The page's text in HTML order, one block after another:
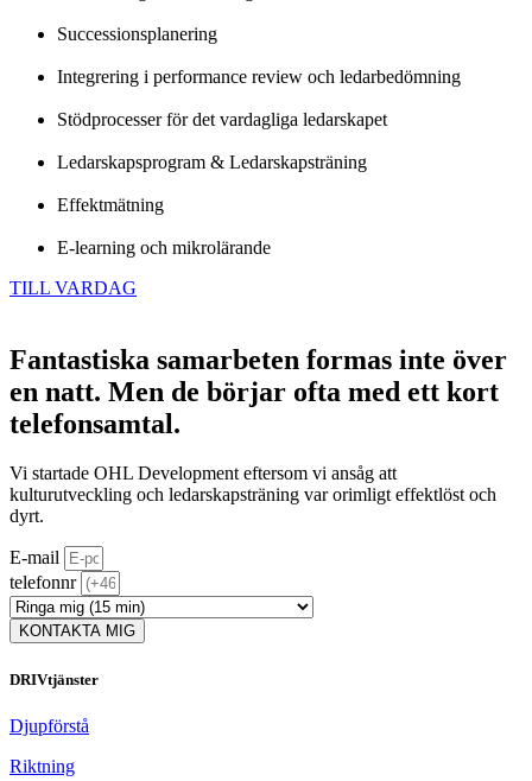
Successionsplanering
Integrering i performance review och ledarbedömning
Stödprocesser för det vardagliga ledarskapet
Ledarskapsprogram & Ledarskapsträning
Effektmätning
E-learning och mikrolärande
TILL VARDAG
Fantastiska samarbeten formas inte över
en natt. Men de börjar ofta med ett kort
telefonsamtal.
Vi startade OHL Development eftersom vi ansåg att
kulturutveckling och ledarskapsträning var orimligt effektlöst och
dyrt.
E-mail
telefonnr
KONTAKTA MIG
DRIVtjänster
Djupförstå
Riktning